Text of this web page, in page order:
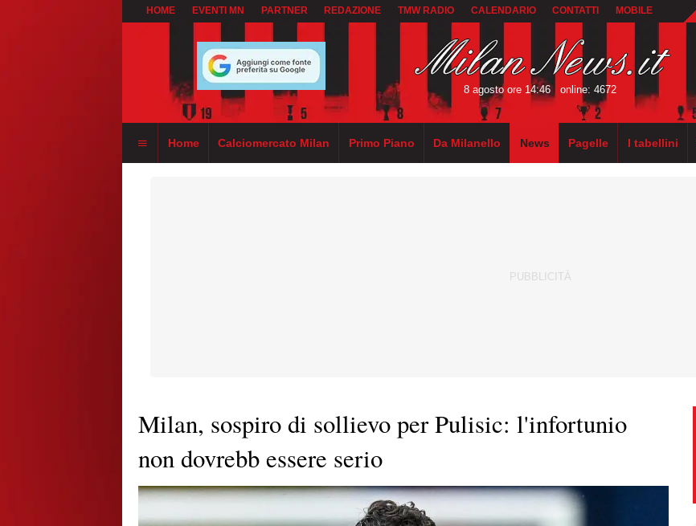
HOME EVENTI MN PARTNER REDAZIONE TMW RADIO CALENDARIO CONTATTI MOBILE
8 agosto ore 14:46 online: 4672
Home Calciomercato Milan Primo Piano Da Milanello News Pagelle I tabellini
Milan, sospiro di sollievo per Pulisic: l'infortunio
non dovrebb essere serio